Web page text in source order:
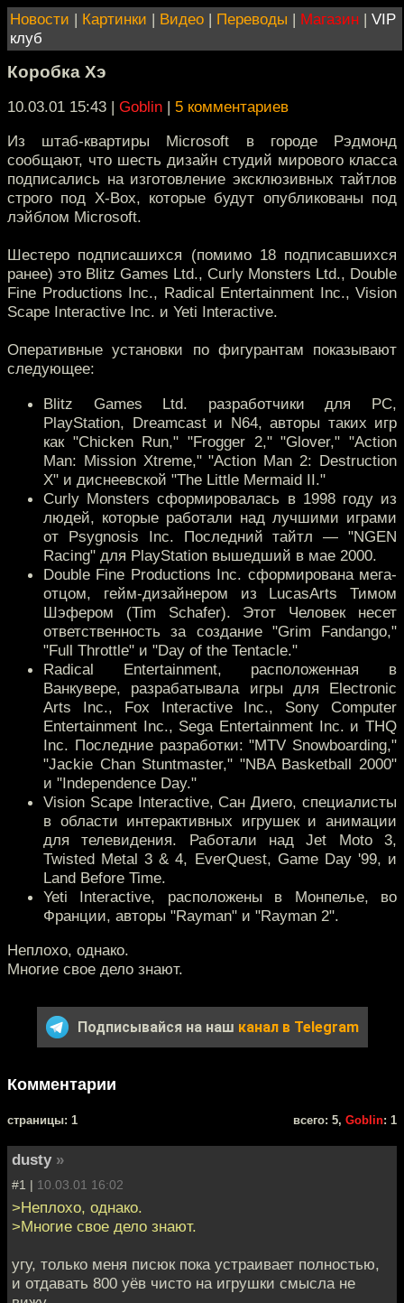
Новости | Картинки | Видео | Переводы | Магазин | VIP
клуб
Коробка Хэ
10.03.01 15:43 | Goblin | 5 комментариев
Из штаб-квартиры Microsoft в городе Рэдмонд
сообщают, что шесть дизайн студий мирового класса
подписались на изготовление эксклюзивных тайтлов
строго под X-Box, которые будут опубликованы под
лэйблом Microsoft.
Шестеро подписашихся (помимо 18 подписавшихся
ранее) это Blitz Games Ltd., Curly Monsters Ltd., Double
Fine Productions Inc., Radical Entertainment Inc., Vision
Scape Interactive Inc. и Yeti Interactive.
Оперативные установки по фигурантам показывают
следующее:
Blitz Games Ltd. разработчики для PC,
PlayStation, Dreamcast и N64, авторы таких игр
как "Chicken Run," "Frogger 2," "Glover," "Action
Man: Mission Xtreme," "Action Man 2: Destruction
X" и диснеевской "The Little Mermaid II."
Curly Monsters сформировалась в 1998 году из
людей, которые работали над лучшими играми
от Psygnosis Inc. Последний тайтл — "NGEN
Racing" для PlayStation вышедший в мае 2000.
Double Fine Productions Inc. сформирована мега-
отцом, гейм-дизайнером из LucasArts Тимом
Шэфером (Tim Schafer). Этот Человек несет
ответственность за создание "Grim Fandango,"
"Full Throttle" и "Day of the Tentacle."
Radical Entertainment, расположенная в
Ванкувере, разрабатывала игры для Electronic
Arts Inc., Fox Interactive Inc., Sony Computer
Entertainment Inc., Sega Entertainment Inc. и THQ
Inc. Последние разработки: "MTV Snowboarding,"
"Jackie Chan Stuntmaster," "NBA Basketball 2000"
и "Independence Day."
Vision Scape Interactive, Сан Диего, специалисты
в области интерактивных игрушек и анимации
для телевидения. Работали над Jet Moto 3,
Twisted Metal 3 & 4, EverQuest, Game Day '99, и
Land Before Time.
Yeti Interactive, расположены в Монпелье, во
Франции, авторы "Rayman" и "Rayman 2".
Неплохо, однако.
Многие свое дело знают.
Подписывайся на наш канал в Telegram
Комментарии
cтраницы: 1 всего: 5, Goblin: 1
dusty »
#1 | 10.03.01 16:02
>Неплохо, однако.
>Многие свое дело знают.
угу, только меня писюк пока устраивает полностью,
и отдавать 800 уёв чисто на игрушки смысла не